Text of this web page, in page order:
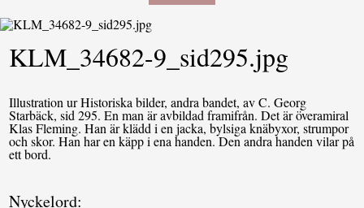
KLM_34682-9_sid295.jpg
Illustration ur Historiska bilder, andra bandet, av C. Georg
Starbäck, sid 295. En man är avbildad framifrån. Det är överamiral
Klas Fleming. Han är klädd i en jacka, bylsiga knäbyxor, strumpor
och skor. Han har en käpp i ena handen. Den andra handen vilar på
ett bord.
Nyckelord: